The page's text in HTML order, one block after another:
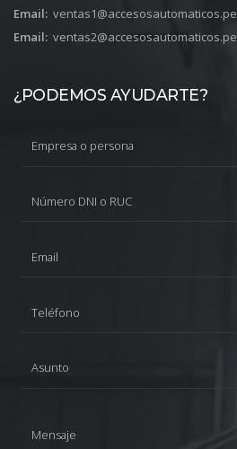
Email: ventas1@accesosautomaticos.pe
Email: ventas2@accesosautomaticos.pe
¿PODEMOS AYUDARTE?